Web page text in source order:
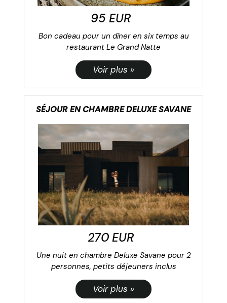
95 EUR
Bon cadeau pour un dîner en six temps au
restaurant Le Grand Natte
SÉJOUR EN CHAMBRE DELUXE SAVANE
270 EUR
Une nuit en chambre Deluxe Savane pour 2
personnes, petits déjeuners inclus